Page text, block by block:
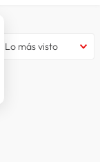
Lo más visto